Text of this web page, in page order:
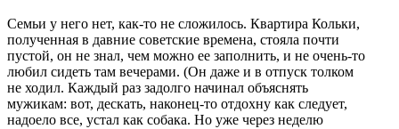
Семьи у него нет, как-то не сложилось. Квартира Кольки,
полученная в давние советские времена, стояла почти
пустой, он не знал, чем можно ее заполнить, и не очень-то
любил сидеть там вечерами. (Он даже и в отпуск толком
не ходил. Каждый раз задолго начинал объяснять
мужикам: вот, дескать, наконец-то отдохну как следует,
надоело все, устал как собака. Но уже через неделю